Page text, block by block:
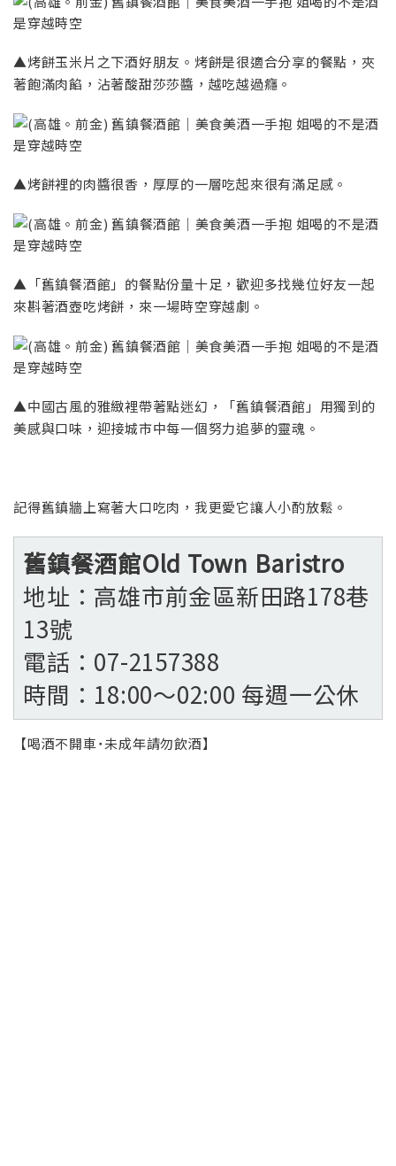
▲烤餅玉米片之下酒好朋友。烤餅是很適合分享的餐點，夾
著飽滿肉餡，沾著酸甜莎莎醬，越吃越過癮。
▲烤餅裡的肉醬很香，厚厚的一層吃起來很有滿足感。
▲「舊鎮餐酒館」的餐點份量十足，歡迎多找幾位好友一起
來斟著酒壺吃烤餅，來一場時空穿越劇。
▲中國古風的雅緻裡帶著點迷幻，「舊鎮餐酒館」用獨到的
美感與口味，迎接城市中每一個努力追夢的靈魂。
記得舊鎮牆上寫著大口吃肉，我更愛它讓人小酌放鬆。
舊鎮餐酒館Old Town Baristro
地址：高雄市前金區新田路178巷
13號
電話：07-2157388
時間：18:00〜02:00 每週一公休
【喝酒不開車˙未成年請勿飲酒】